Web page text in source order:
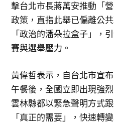
擊台北市長蔣萬安推動「
政策，直指此舉已偏離公
「政治的潘朵拉盒子」，
賽與選舉壓力。
黃偉哲表示，自台北市宣
午餐後，全國立即出現強
雲林縣都以緊急聲明方式
「真正的需要」，快速轉